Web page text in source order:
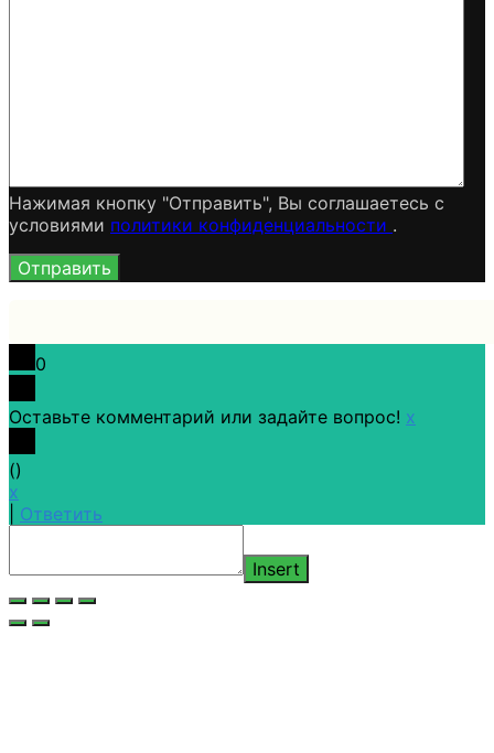
Нажимая кнопку "Отправить", Вы соглашаетесь c
условиями политики конфиденциальности .
0
Оставьте комментарий или задайте вопрос! x
()
x
Ответить
Insert